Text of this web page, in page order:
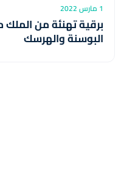
1 مارس 2022
برقية تهنئة من
البوسنة والهرسك